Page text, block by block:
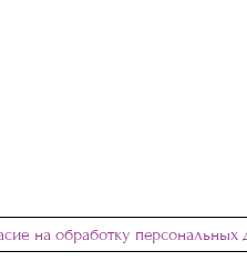
на обработку персональных